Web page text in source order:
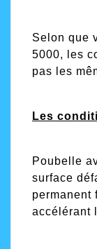
Selon que
5000, les
pas les
Les
Poubelle
surface
permanent
accélérant